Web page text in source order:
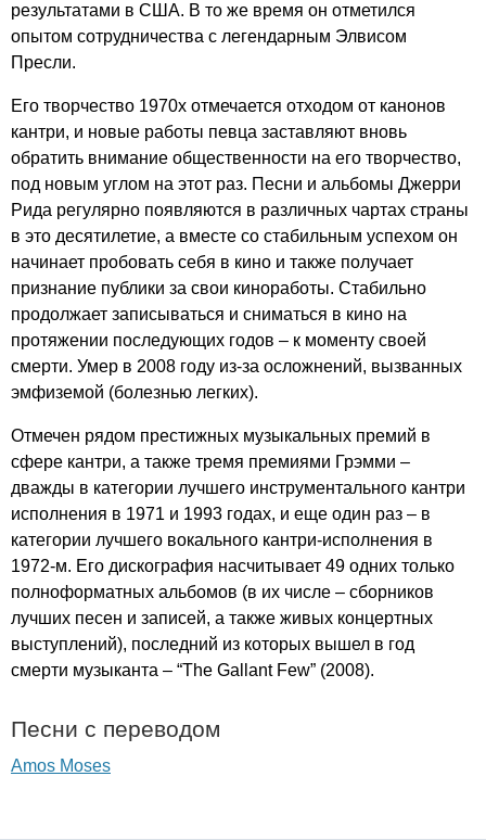
результатами в США. В то же время он отметился
опытом сотрудничества с легендарным Элвисом
Пресли.
Его творчество 1970х отмечается отходом от канонов
кантри, и новые работы певца заставляют вновь
обратить внимание общественности на его творчество,
под новым углом на этот раз. Песни и альбомы Джерри
Рида регулярно появляются в различных чартах страны
в это десятилетие, а вместе со стабильным успехом он
начинает пробовать себя в кино и также получает
признание публики за свои киноработы. Стабильно
продолжает записываться и сниматься в кино на
протяжении последующих годов – к моменту своей
смерти. Умер в 2008 году из-за осложнений, вызванных
эмфиземой (болезнью легких).
Отмечен рядом престижных музыкальных премий в
сфере кантри, а также тремя премиями Грэмми –
дважды в категории лучшего инструментального кантри
исполнения в 1971 и 1993 годах, и еще один раз – в
категории лучшего вокального кантри-исполнения в
1972-м. Его дискография насчитывает 49 одних только
полноформатных альбомов (в их числе – сборников
лучших песен и записей, а также живых концертных
выступлений), последний из которых вышел в год
смерти музыканта – “The Gallant Few” (2008).
Песни с переводом
Amos Moses